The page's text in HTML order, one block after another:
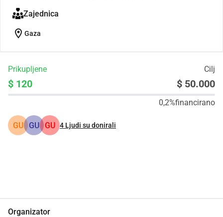
Zajednica
location_on Gaza
Prikupljene Cilj
$ 120 $ 50.000
0,2%financirano
GU GU GU 4 Ljudi su donirali
Organizator